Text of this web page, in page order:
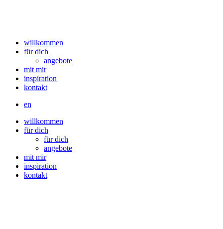
willkommen
für dich
angebote
mit mir
inspiration
kontakt
en
willkommen
für dich
für dich
angebote
mit mir
inspiration
kontakt